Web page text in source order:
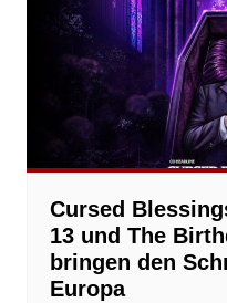
Cursed
13 und The
bringen den
Europa